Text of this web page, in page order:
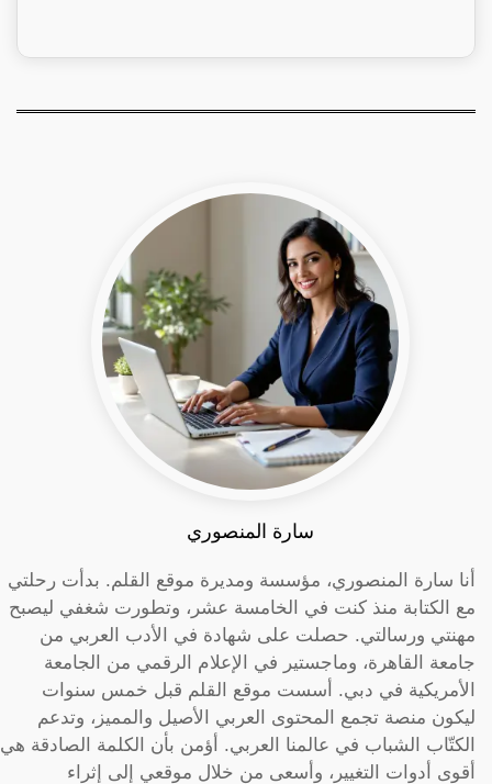
سارة المنصوري
أنا سارة المنصوري، مؤسسة ومديرة موقع القلم. بدأت رحلتي
مع الكتابة منذ كنت في الخامسة عشر، وتطورت شغفي ليصبح
مهنتي ورسالتي. حصلت على شهادة في الأدب العربي من
جامعة القاهرة، وماجستير في الإعلام الرقمي من الجامعة
الأمريكية في دبي. أسست موقع القلم قبل خمس سنوات
ليكون منصة تجمع المحتوى العربي الأصيل والمميز، وتدعم
الكتّاب الشباب في عالمنا العربي. أؤمن بأن الكلمة الصادقة هي
أقوى أدوات التغيير، وأسعى من خلال موقعي إلى إثراء